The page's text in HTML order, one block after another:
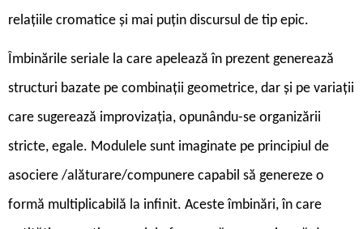
relațiile cromatice și mai puțin discursul de tip epic.
Îmbinările seriale la care apelează în prezent generează
structuri bazate pe combinații geometrice, dar și pe variații
care sugerează improvizația, opunându-se organizării
stricte, egale. Modulele sunt imaginate pe principiul de
asociere /alăturare/compunere capabil să genereze o
formă multiplicabilă la infinit. Aceste îmbinări, în care